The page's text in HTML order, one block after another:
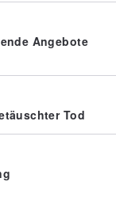
Angebote
Tod